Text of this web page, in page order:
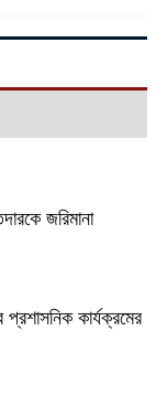
জরিমানা
কার্যক্রমের